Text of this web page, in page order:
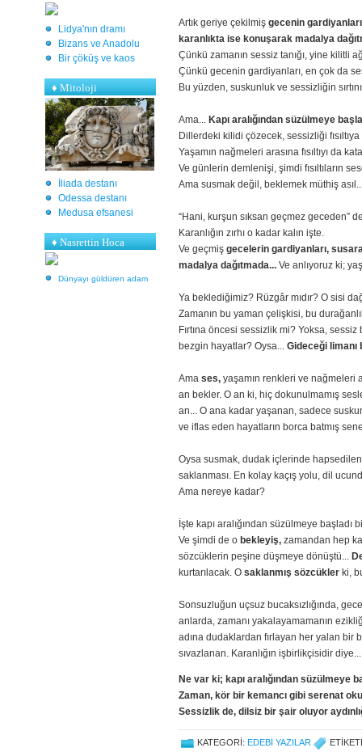
Lidya'nın dramı
Bizans ve Anadolu
Bir çöküş ve kaos
♦Mitoloji
İliada destanı
Odessa destanı
Medusa efsanesi
♦ Nasrettin Hoca
Dünyayı güldüren adam
Artık geriye çekilmiş gecenin
karanlıkta ise konuşarak madalya
Çünkü zamanın sessiz tanığı, yine kilitli
Çünkü gecenin gardiyanları, en çok da
Bu yüzden, suskunluk ve sessizliğin
Ama... Kapı aralığından süzülmeye
Dillerdeki kilidi çözecek, sessizliği
Yaşamın nağmeleri arasına fısıltıyı da
Ve günlerin demlenişi, şimdi fısıltıların
Ama susmak değil, beklemek müthiş
“Hani, kurşun sıksan geçmez geceden”
Karanlığın zırhı o kadar kalın işte.
Ve geçmiş gecelerin gardiyanları,
madalya dağıtmada... Ve anlıyoruz ki;
Ya beklediğimiz? Rüzgâr mıdır? O sisi
Zamanın bu yaman çelişkisi, bu
Fırtına öncesi sessizlik mi? Yoksa,
bezgin hayatlar? Oysa... Gideceği limanı
Ama ses, yaşamın renkleri ve nağmeleri
an bekler. O an ki, hiç dokunulmamış
an... O ana kadar yaşanan, sadece
ve iflas eden hayatların borca batmış
Oysa susmak, dudak içlerinde
saklanması. En kolay kaçış yolu, dil
Ama nereye kadar?
İşte kapı aralığından süzülmeye başladı
Ve şimdi de o bekleyiş, zamandan hep
sözcüklerin peşine düşmeye dönüştü...
kurtarılacak. O saklanmış sözcükler ki,
Sonsuzluğun uçsuz bucaksızlığında,
anlarda, zamanı yakalayamamanın
adına dudaklardan fırlayan her yalan bir
sıvazlanan. Karanlığın işbirlikçisidir diye...
Ne var ki; kapı aralığından süzülmeye
Zaman, kör bir kemancı gibi serenat
Sessizlik de, dilsiz bir şair oluyor
KATEGORI: EDEBI YAZILAR